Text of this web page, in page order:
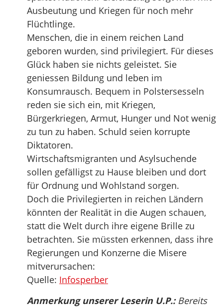
Ausbeutung und Kriegen für noch mehr
Flüchtlinge.
Menschen, die in einem reichen Land
geboren wurden, sind privilegiert. Für dieses
Glück haben sie nichts geleistet. Sie
geniessen Bildung und leben im
Konsumrausch. Bequem in Polstersesseln
reden sie sich ein, mit Kriegen,
Bürgerkriegen, Armut, Hunger und Not wenig
zu tun zu haben. Schuld seien korrupte
Diktatoren.
Wirtschaftsmigranten und Asylsuchende
sollen gefälligst zu Hause bleiben und dort
für Ordnung und Wohlstand sorgen.
Doch die Privilegierten in reichen Ländern
könnten der Realität in die Augen schauen,
statt die Welt durch ihre eigene Brille zu
betrachten. Sie müssten erkennen, dass ihre
Regierungen und Konzerne die Misere
mitverursachen:
Quelle: Infosperber
Anmerkung unserer Leserin U.P.:Bereits